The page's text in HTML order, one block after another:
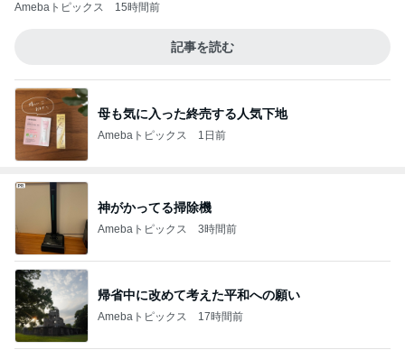
Amebaトピックス 15時間前
記事を読む
母も気に入った終売する人気下地
Amebaトピックス 1日前
神がかってる掃除機
Amebaトピックス 3時間前
帰省中に改めて考えた平和への願い
Amebaトピックス 17時間前